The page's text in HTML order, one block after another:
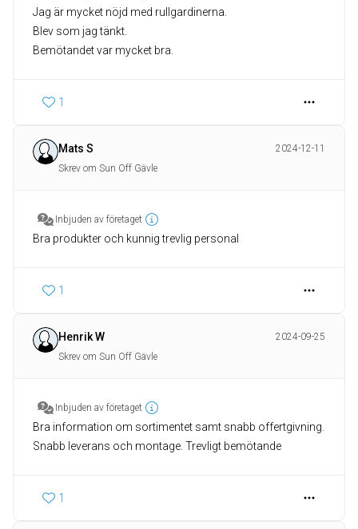
Jag är mycket nöjd med rullgardinerna.
Blev som jag tänkt.
Bemötandet var mycket bra.
1
Mats S
2024-12-11
Skrev om Sun Off Gävle
Inbjuden av företaget
Bra produkter och kunnig trevlig personal
1
Henrik W
2024-09-25
Skrev om Sun Off Gävle
Inbjuden av företaget
Bra information om sortimentet samt snabb offertgivning.
Snabb leverans och montage. Trevligt bemötande
1